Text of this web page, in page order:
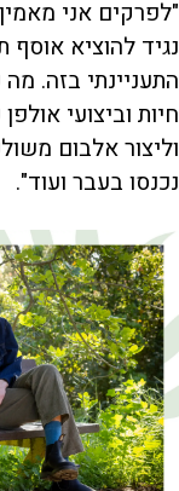
"לפרקים אני
נגיד להוציא אוסף
התעניינתי בזה.
חיות וביצועי
נכנסו בעבר ועוד".